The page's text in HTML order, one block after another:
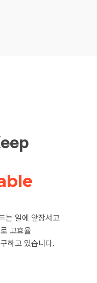
는 일에 앞장서고
고효율
하고 있습니다.